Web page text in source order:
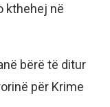
kthehej në
bërë të ditur
për Krime